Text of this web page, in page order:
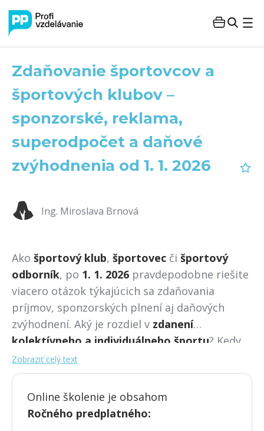
Zdaňovanie športovcov a
športových klubov –
sponzorské, reklama,
superodpočet a daňové
zvýhodnenia od 1. 1. 2026
Ing. Miroslava Brnová
Ako športový klub, športovec či športový
odborník, po 1. 1. 2026 pravdepodobne riešite
viacero otázok týkajúcich sa zdaňovania
príjmov, sponzorských plnení aj daňových
zvýhodnení. Aký je rozdiel v zdanení
kolektívneho a individuálneho športu? Kedy
ide ešte osponzorské
aké nové možnosti prinášasuperodpočet na
šport
či zvýhodnené odpisovanie
budov? Otázok z praxe nám prichádza mnoho,
preto sme pre vás pripravili online školenie s
Zobraziť celý text
Online školenie je obsahom
Ročného predplatného: